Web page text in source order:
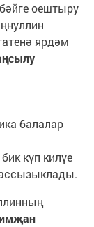
оештыру
ярдәм
балалар
күп килүе